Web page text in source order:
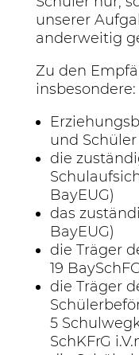
unserer
anderweitig
Zu den
insbesondere:
und Schüler
die
BayEUG)
das
BayEUG)
die Träger
19
die Träger
5
SchKFrG